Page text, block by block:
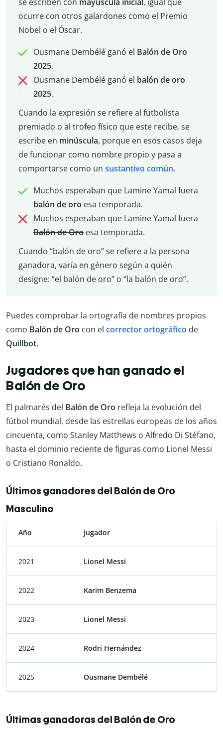
ocurre con otros galardones como el Premio
Nobel o el Óscar.
Ousmane Dembélé ganó el Balón de Oro
2025.
Ousmane Dembélé ganó el balón de oro
2025.
Cuando la expresión se refiere al futbolista
premiado o al trofeo físico que este recibe, se
escribe en minúscula, porque en esos casos deja
de funcionar como nombre propio y pasa a
comportarse como un sustantivo común.
Muchos esperaban que Lamine Yamal fuera
balón de oro esa temporada.
Muchos esperaban que Lamine Yamal fuera
Balón de Oroesa temporada.
Cuando “balón de oro” se refiere a la persona
ganadora, varía en género según a quién
designe: “el balón de oro” o “la balón de oro”.
Puedes comprobar la ortografía de nombres propios
como Balón de Oro con el corrector ortográfico de
Quillbot.
Jugadores que han ganado el
Balón de Oro
El palmarés del Balón de Oro refleja la evolución del
fútbol mundial, desde las estrellas europeas de los años
cincuenta, como Stanley Matthews o Alfredo Di Stéfano,
hasta el dominio reciente de figuras como Lionel Messi
o Cristiano Ronaldo.
Últimos ganadores del Balón de Oro
Masculino
Año Jugador
2021 Lionel Messi
2022 Karim Benzema
2023 Lionel Messi
2024 Rodri Hernández
2025 Ousmane Dembélé
Últimas ganadoras del Balón de Oro